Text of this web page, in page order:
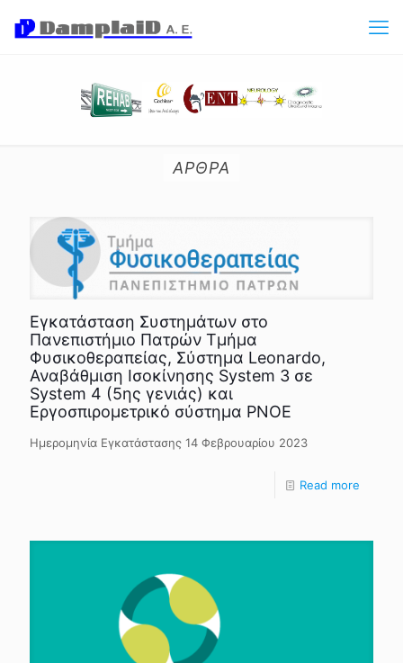
ΑΡΘΡΑ
Εγκατάσταση Συστημάτων στο
Πανεπιστήμιο Πατρών Τμήμα
Φυσικοθεραπείας, Σύστημα Leonardo,
Αναβάθμιση Ισοκίνησης System 3 σε
System 4 (5ης γενιάς) και
Εργοσπιρομετρικό σύστημα PNOE
Ημερομηνία Εγκατάστασης 14 Φεβρουαρίου 2023
Read more